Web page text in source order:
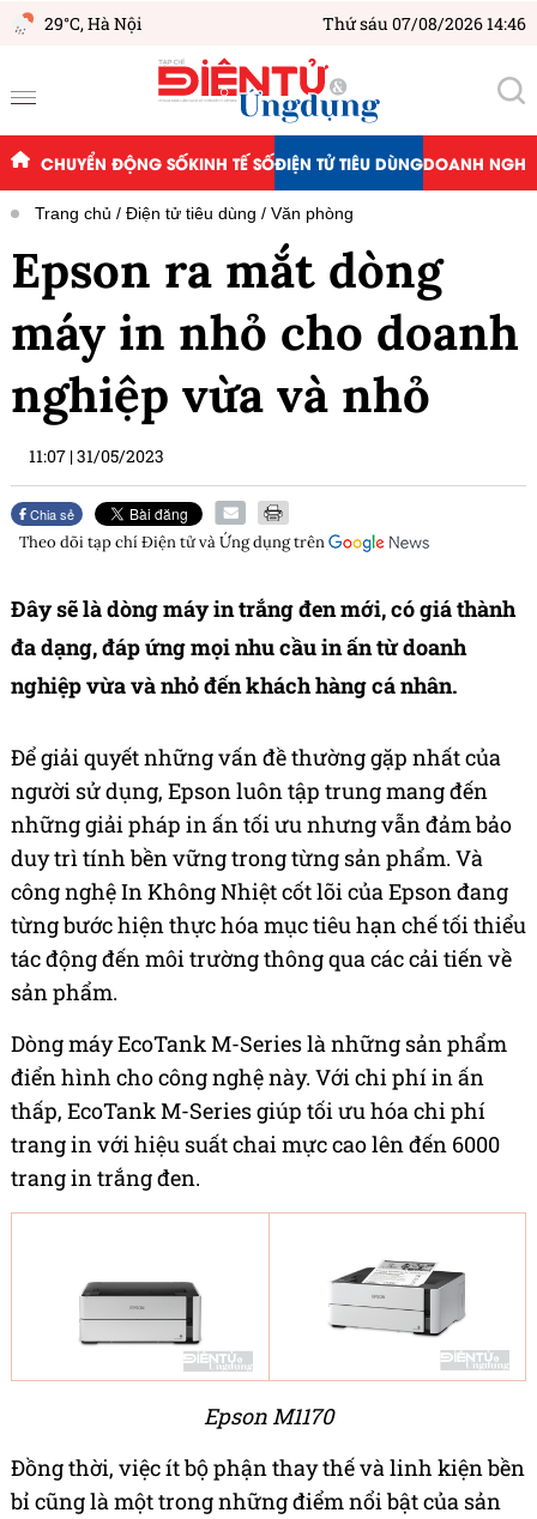
29°C,Hà Nội Thứ sáu 07/08/2026 14:46
CHUYỂN ĐỘNG SỐKINH TẾ SỐĐIỆN TỬ TIÊU DÙNGDOANH
Trang chủ Điện tử tiêu dùng Văn phòng
Epson ra mắt dòng
máy in nhỏ cho doanh
nghiệp vừa và nhỏ
11:07 |31/05/2023
Chia sẻ
Theo dõi tạp chíĐiện tử và Ứng dụngtrên
Đây sẽ là dòng máy in trắng đen mới, có giá thành
đa dạng, đáp ứng mọi nhu cầu in ấn từ doanh
nghiệp vừa và nhỏ đến khách hàng cá nhân.
Để giải quyết những vấn đề thường gặp nhất của
người sử dụng, Epson luôn tập trung mang đến
những giải pháp in ấn tối ưu nhưng vẫn đảm bảo
duy trì tính bền vững trong từng sản phẩm. Và
công nghệ In Không Nhiệt cốt lõi của Epson đang
từng bước hiện thực hóa mục tiêu hạn chế tối thiểu
tác động đến môi trường thông qua các cải tiến về
sản phẩm.
Dòng máy EcoTank M-Series là những sản phẩm
điển hình cho công nghệ này. Với chi phí in ấn
thấp, EcoTank M-Series giúp tối ưu hóa chi phí
trang in với hiệu suất chai mực cao lên đến 6000
trang in trắng đen.
Epson M1170
Đồng thời, việc ít bộ phận thay thế và linh kiện bền
bỉ cũng là một trong những điểm nổi bật của sản